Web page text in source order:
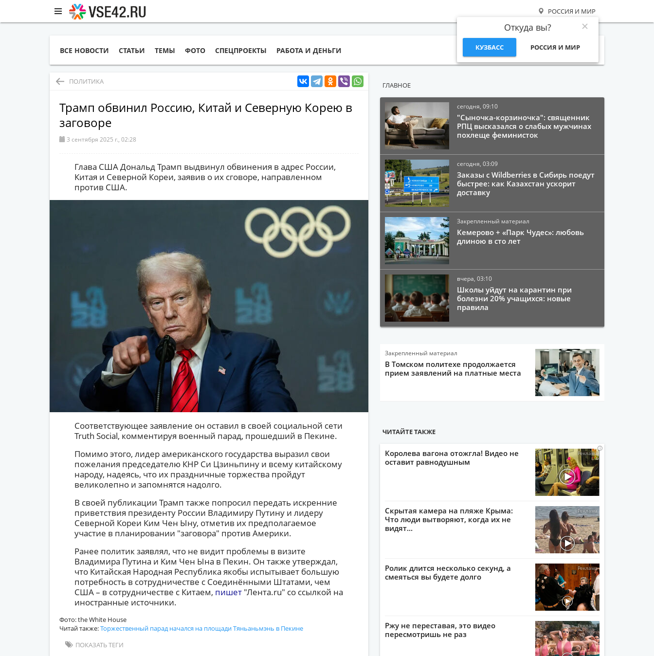
РОССИЯ И МИР
Откуда вы?
КУЗБАСС РОССИЯ И МИР
ВСЕ НОВОСТИ СТАТЬИ ТЕМЫ ФОТО СПЕЦПРОЕКТЫ РАБОТА И ДЕНЬГИ Поиск
ПОЛИТИКА
Трамп обвинил Россию, Китай и Северную Корею в
заговоре
3 сентября 2025 г., 02:28
Глава США Дональд Трамп выдвинул обвинения в адрес России,
Китая и Северной Кореи, заявив о их сговоре, направленном
против США.
Соответствующее заявление он оставил в своей социальной сети
Truth Social, комментируя военный парад, прошедший в Пекине.
Помимо этого, лидер американского государства выразил свои
пожелания председателю КНР Си Цзиньпину и всему китайскому
народу, надеясь, что их праздничные торжества пройдут
великолепно и запомнятся надолго.
В своей публикации Трамп также попросил передать искренние
приветствия президенту России Владимиру Путину и лидеру
Северной Кореи Ким Чен Ыну, отметив их предполагаемое
участие в планировании "заговора" против Америки.
Ранее политик заявлял, что не видит проблемы в визите
Владимира Путина и Ким Чен Ына в Пекин. Он также утверждал,
что Китайская Народная Республика якобы испытывает большую
потребность в сотрудничестве с Соединёнными Штатами, чем
США – в сотрудничестве с Китаем, пишет"Лента.ru" со ссылкой на
иностранные источники.
Фото: the White House
Читай также:Торжественный парад начался на площади Тяньаньмэнь в Пекине
ПОКАЗАТЬ ТЕГИ
ГЛАВНОЕ
сегодня, 09:10
"Сыночка-корзиночка": священник
РПЦ высказался о слабых мужчинах
похлеще феминисток
сегодня, 03:09
Заказы с Wildberries в Сибирь поедут
быстрее: как Казахстан ускорит
доставку
Закрепленный материал
Кемерово + «Парк Чудес»: любовь
длиною в сто лет
вчера, 03:10
Школы уйдут на карантин при
болезни 20% учащихся: новые
правила
Закрепленный материал
В Томском политехе продолжается
прием заявлений на платные места
ЧИТАЙТЕ ТАКЖЕ
i
Королева вагона отожгла! Видео не
оставит равнодушным
i
Скрытая камера на пляже Крыма:
Что люди вытворяют, когда их не
видят...
i
Ролик длится несколько секунд, а
смеяться вы будете долго
i
Ржу не переставая, это видео
пересмотришь не раз